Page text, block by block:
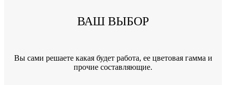
ВАШ ВЫБОР
Вы сами решаете какая будет работа, ее цветовая гамма и
прочие составляющие.